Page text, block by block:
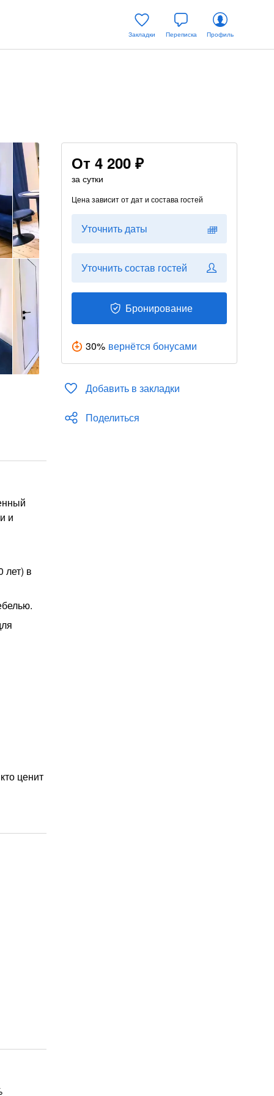
Закладки Переписка Профиль
От 4 200 ₽
за сутки
Цена зависит от дат и состава гостей
Уточнить даты
Уточнить состав гостей
Бронирование
30% вернётся бонусами
Добавить в закладки
Поделиться
и
лет) в
ценит